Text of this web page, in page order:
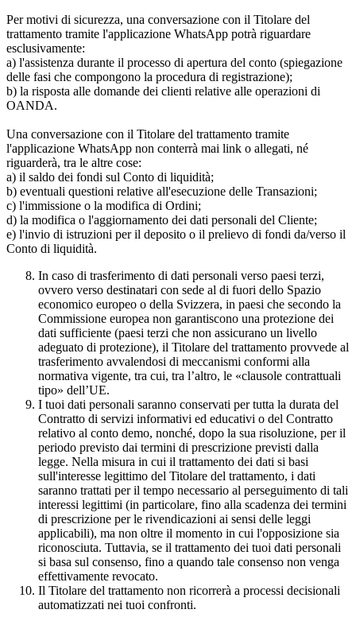
Per motivi di sicurezza, una conversazione con il Titolare del
trattamento tramite l'applicazione WhatsApp potrà riguardare
esclusivamente:
a) l'assistenza durante il processo di apertura del conto (spiegazione
delle fasi che compongono la procedura di registrazione);
b) la risposta alle domande dei clienti relative alle operazioni di
OANDA.
Una conversazione con il Titolare del trattamento tramite
l'applicazione WhatsApp non conterrà mai link o allegati, né
riguarderà, tra le altre cose:
a) il saldo dei fondi sul Conto di liquidità;
b) eventuali questioni relative all'esecuzione delle Transazioni;
c) l'immissione o la modifica di Ordini;
d) la modifica o l'aggiornamento dei dati personali del Cliente;
e) l'invio di istruzioni per il deposito o il prelievo di fondi da/verso il
Conto di liquidità.
In caso di trasferimento di dati personali verso paesi terzi,
ovvero verso destinatari con sede al di fuori dello Spazio
economico europeo o della Svizzera, in paesi che secondo la
Commissione europea non garantiscono una protezione dei
dati sufficiente (paesi terzi che non assicurano un livello
adeguato di protezione), il Titolare del trattamento provvede al
trasferimento avvalendosi di meccanismi conformi alla
normativa vigente, tra cui, tra l’altro, le «clausole contrattuali
tipo» dell’UE.
I tuoi dati personali saranno conservati per tutta la durata del
Contratto di servizi informativi ed educativi o del Contratto
relativo al conto demo, nonché, dopo la sua risoluzione, per il
periodo previsto dai termini di prescrizione previsti dalla
legge. Nella misura in cui il trattamento dei dati si basi
sull'interesse legittimo del Titolare del trattamento, i dati
saranno trattati per il tempo necessario al perseguimento di tali
interessi legittimi (in particolare, fino alla scadenza dei termini
di prescrizione per le rivendicazioni ai sensi delle leggi
applicabili), ma non oltre il momento in cui l'opposizione sia
riconosciuta. Tuttavia, se il trattamento dei tuoi dati personali
si basa sul consenso, fino a quando tale consenso non venga
effettivamente revocato.
Il Titolare del trattamento non ricorrerà a processi decisionali
automatizzati nei tuoi confronti.